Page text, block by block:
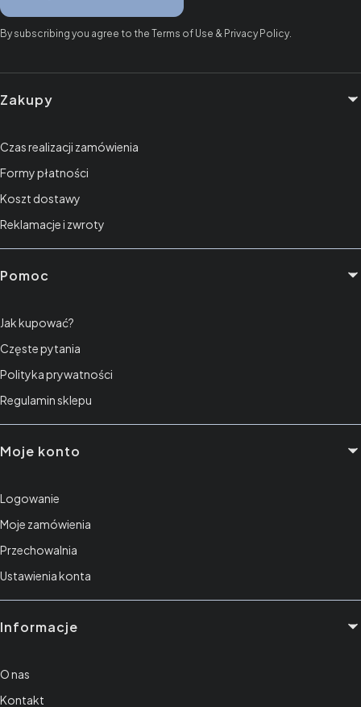
By subscribing you agree to the Terms of Use & Privacy Policy.
Linki w stopce
Zakupy
Czas realizacji zamówienia
Formy płatności
Koszt dostawy
Reklamacje i zwroty
Pomoc
Jak kupować?
Częste pytania
Polityka prywatności
Regulamin sklepu
Moje konto
Logowanie
Moje zamówienia
Przechowalnia
Ustawienia konta
Informacje
O nas
Kontakt